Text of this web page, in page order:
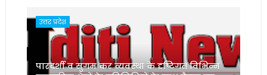
उत्तर प्रदेश
पारदर्शी व सुगम कर व्यवस्था के दृष्टिगत विभिन्न